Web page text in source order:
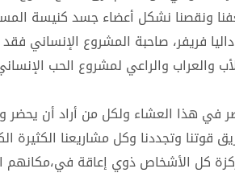
ونقصنا نشكل أعضاء جسد كنيسة
فريفر، صاحبة المشروع
والعراب والراعي لمشروع الحب
هذا العشاء ولكل من أراد أن يحضر
قوتنا وتجددنا وكل مشاريعنا الكثيرة
كل الأشخاص ذوي إعاقة في،مكانهم